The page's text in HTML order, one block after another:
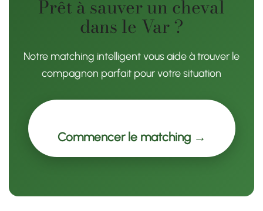
Prêt à sauver un cheval
dans le Var ?
Notre matching intelligent vous aide à trouver le
compagnon parfait pour votre situation
Commencer le matching →